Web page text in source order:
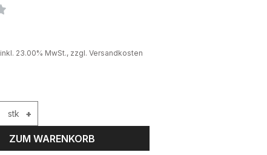
inkl. 23.00% MwSt., zzgl. Versandkosten
stk +
ZUM WARENKORB